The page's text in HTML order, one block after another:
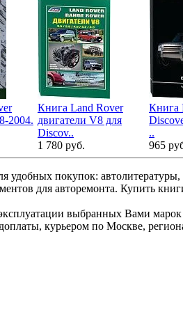
2004.
Книга Land Rover
двигатели V8 для
Discov..
1 780 руб.
Книга
..
965
удобных покупок:
для авторемонта. Купить
выбранных Вами
курьером по Москве,